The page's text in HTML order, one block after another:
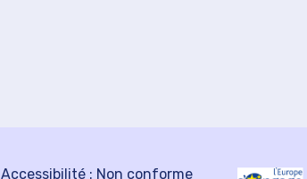
Accessibilité : Non conforme